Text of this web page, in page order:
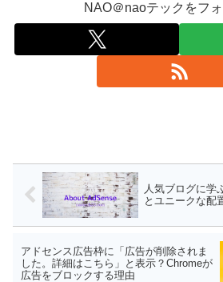
NAO＠naoテックをフ
人気ブログに学
とユニークな配
アドセンス広告枠に「広告が削除されま
した。詳細はこちら」と表示？Chromeが
広告をブロックする理由